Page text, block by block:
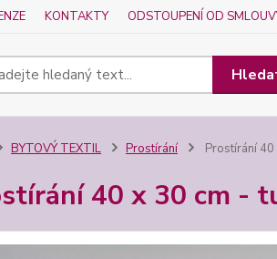
KONTAKTY ODSTOUPENÍ OD
BYTOVÝ TEXTIL Prostírání Prostírání
40 x 30 cm -